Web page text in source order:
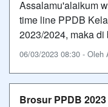
Assalamu'alaikum
time line PPDB
2023/2024, maka
06/03/2023 08:30 - Oleh
Brosur PPDB 2023